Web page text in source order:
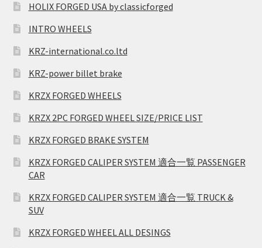
HOLIX FORGED USA by classicforged
INTRO WHEELS
KRZ-international.co.ltd
KRZ-power billet brake
KRZX FORGED WHEELS
KRZX 2PC FORGED WHEEL SIZE/PRICE LIST
KRZX FORGED BRAKE SYSTEM
KRZX FORGED CALIPER SYSTEM 適合一覧 PASSENGER
CAR
KRZX FORGED CALIPER SYSTEM 適合一覧 TRUCK &
SUV
KRZX FORGED WHEEL ALL DESINGS